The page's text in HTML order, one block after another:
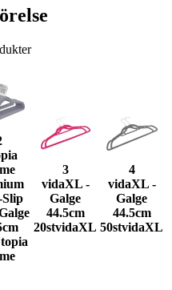
3
vidaXL -
Galge
44.5cm
20stvidaXL
4
vidaXL -
Galge
44.5cm
50stvidaXL